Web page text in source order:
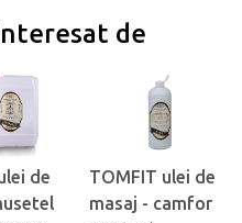
de
de
TOMFIT ulei de
masaj - camfor